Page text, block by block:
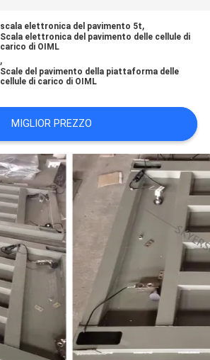
scala elettronica del pavimento 5t,
Scala elettronica del pavimento delle cellule di
carico di OIML
,
Scale del pavimento della piattaforma delle
cellule di carico di OIML
MIGLIOR PREZZO